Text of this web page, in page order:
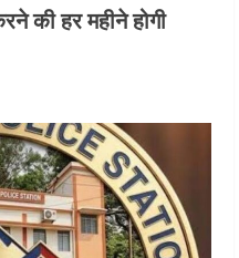
की हर महीने होगी